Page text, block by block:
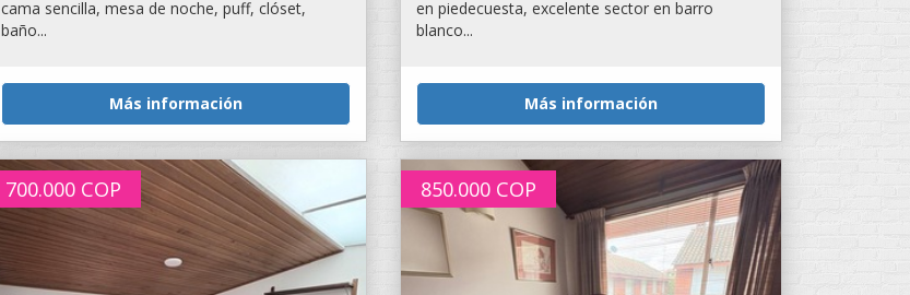
cama sencilla, mesa de noche, puff, clóset,
baño...
Más información
en piedecuesta, excelente sector en barro
blanco...
Más información
700.000 COP 850.000 COP